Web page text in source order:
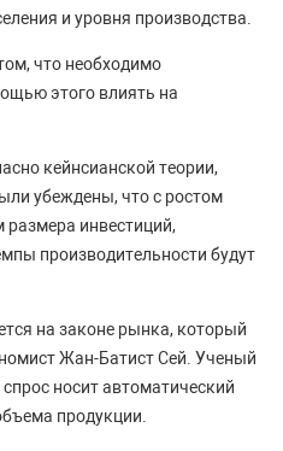
и уровня производства.
что необходимо
этого влиять на
кейнсианской теории,
убеждены, что с ростом
инвестиций,
производительности будут
на законе рынка, который
Жан-Батист Сей. Ученый
носит автоматический
продукции.